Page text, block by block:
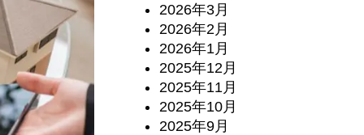
2026年3月
2026年2月
2026年1月
2025年12月
2025年11月
2025年10月
2025年9月